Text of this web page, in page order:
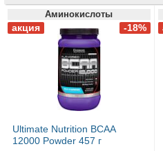
Аминокислоты
Ultimate Nutrition BCAA
12000 Powder 457 г